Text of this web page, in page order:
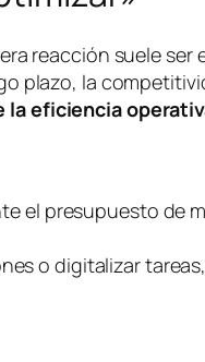
reacción suele
plazo, la
la eficiencia
el presupuesto de
o digitalizar